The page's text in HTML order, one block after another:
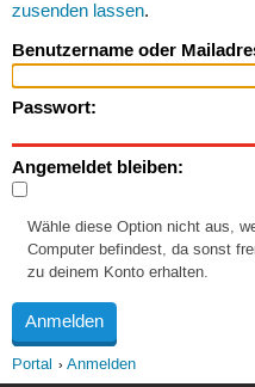
zusenden lassen.
Benutzername oder
Passwort:
Angemeldet bleiben:
Wähle diese Option nicht aus,
Computer befindest, da sonst
zu deinem Konto erhalten.
Portal Anmelden